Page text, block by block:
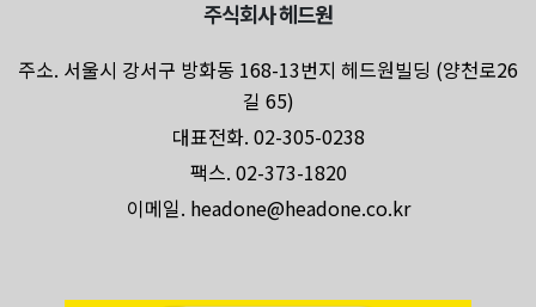
주식회사 헤드원
주소. 서울시 강서구 방화동 168-13번지 헤드원빌딩 (양천로26
길 65)
대표전화. 02-305-0238
팩스. 02-373-1820
이메일. headone@headone.co.kr